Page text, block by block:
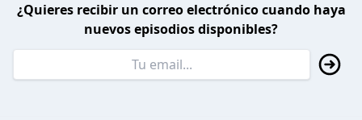
¿Quieres recibir un correo electrónico cuando haya
nuevos episodios disponibles?